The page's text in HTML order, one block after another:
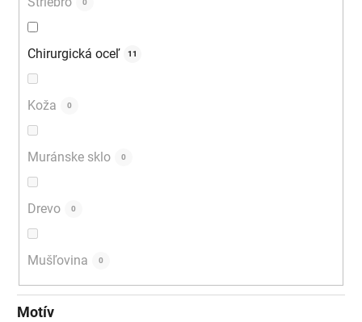
0
Chirurgická oceľ 11
Koža 0
Muránske sklo 0
Drevo 0
Mušľovina 0
Motív